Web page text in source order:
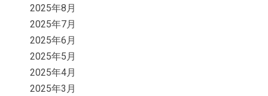
2025年8月
2025年7月
2025年6月
2025年5月
2025年4月
2025年3月